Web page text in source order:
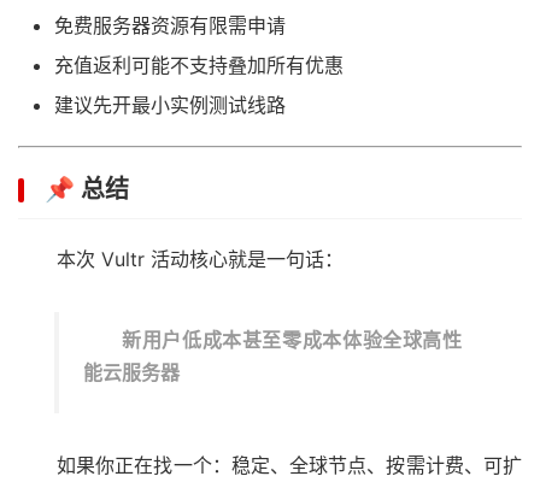
免费服务器资源有限需申请
充值返利可能不支持叠加所有优惠
建议先开最小实例测试线路
📌 总结
本次 Vultr 活动核心就是一句话：
新用户低成本甚至零成本体验全球高性
能云服务器
如果你正在找一个：稳定、全球节点、按需计费、可扩